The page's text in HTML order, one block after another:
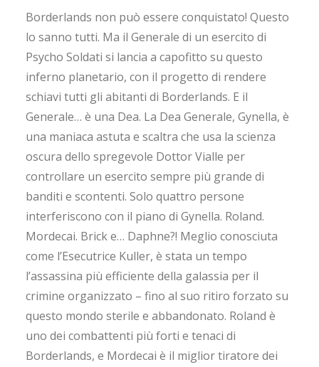
Borderlands non può essere conquistato! Questo
lo sanno tutti. Ma il Generale di un esercito di
Psycho Soldati si lancia a capofitto su questo
inferno planetario, con il progetto di rendere
schiavi tutti gli abitanti di Borderlands. E il
Generale… è una Dea. La Dea Generale, Gynella, è
una maniaca astuta e scaltra che usa la scienza
oscura dello spregevole Dottor Vialle per
controllare un esercito sempre più grande di
banditi e scontenti. Solo quattro persone
interferiscono con il piano di Gynella. Roland.
Mordecai. Brick e… Daphne?! Meglio conosciuta
come l’Esecutrice Kuller, è stata un tempo
l’assassina più efficiente della galassia per il
crimine organizzato – fino al suo ritiro forzato su
questo mondo sterile e abbandonato. Roland è
uno dei combattenti più forti e tenaci di
Borderlands, e Mordecai è il miglior tiratore dei